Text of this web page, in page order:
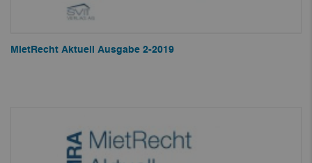
MietRecht Aktuell Ausgabe 2-2019